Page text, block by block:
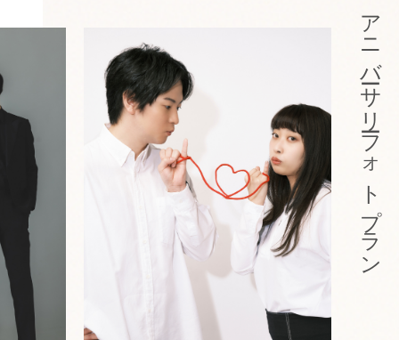
アニバーサリーフォトプラン